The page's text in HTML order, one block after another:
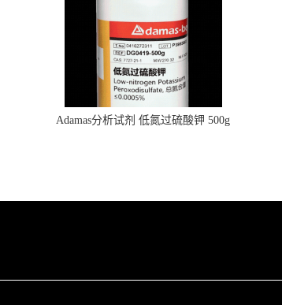
Adamas分析试剂 低氮过硫酸钾 500g